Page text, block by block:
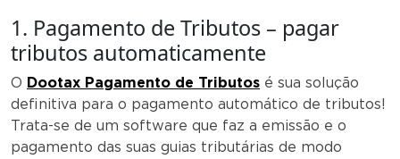
1. Pagamento de Tributos – pagar
tributos automaticamente
O Dootax Pagamento de Tributos é sua solução
definitiva para o pagamento automático de tributos!
Trata-se de um software que faz a emissão e o
pagamento das suas guias tributárias de modo